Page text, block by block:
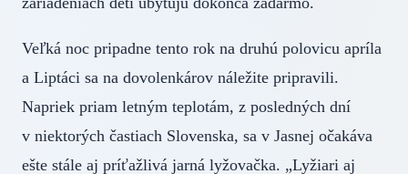
Veľká noc pripadne tento rok na druhú polovicu apríla
a Liptáci sa na dovolenkárov náležite pripravili.
Napriek priam letným teplotám, z posledných dní
v niektorých častiach Slovenska, sa v Jasnej očakáva
ešte stále aj príťažlivá jarná lyžovačka. „Lyžiari aj